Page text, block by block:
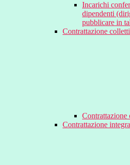
Incarichi
dipendenti
pubblicare in
Contrattazione
Contrattazione
Contrattazione